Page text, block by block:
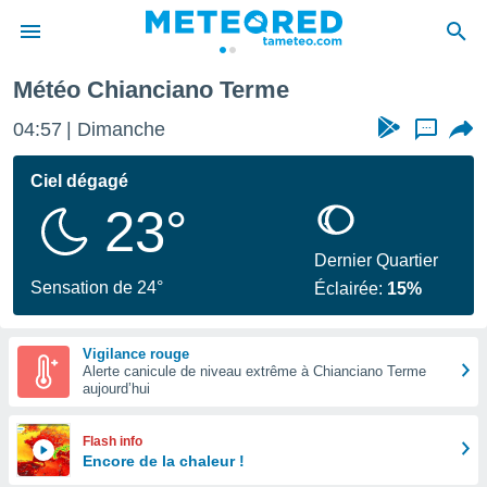
de
Météo Chianciano Terme
04:57 Dimanche ...
Ciel dégagé
23°
Sensation de 24°
Dernier Quartier
Éclairée: 15%
Vigilance rouge
Alerte canicule de niveau extrême à Chianciano Terme
aujourd’hui
Flash info
Encore de la chaleur !